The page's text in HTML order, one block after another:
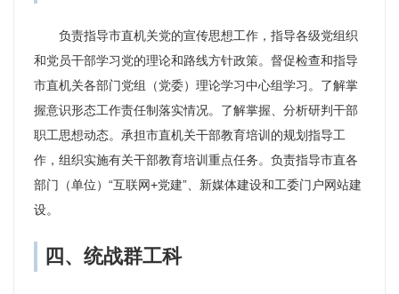
负责指导市直机关党的宣传思想工作，指导各级党组织
和党员干部学习党的理论和路线方针政策。督促检查和指导
市直机关各部门党组（党委）理论学习中心组学习。了解掌
握意识形态工作责任制落实情况。了解掌握、分析研判干部
职工思想动态。承担市直机关干部教育培训的规划指导工
作，组织实施有关干部教育培训重点任务。负责指导市直各
部门（单位）“互联网+党建”、新媒体建设和工委门户网站建
设。
四、统战群工科